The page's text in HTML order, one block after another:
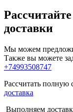
доставки
Мы можем
Также вы можете
+74993508747
Рассчитать полную
доставка
Выполняем